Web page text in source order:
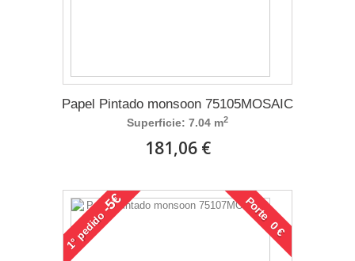
Papel Pintado monsoon 75105MOSAIC
Superficie: 7.04 m2
181,06 €
1°
pedido
-5€ Porte 0 €